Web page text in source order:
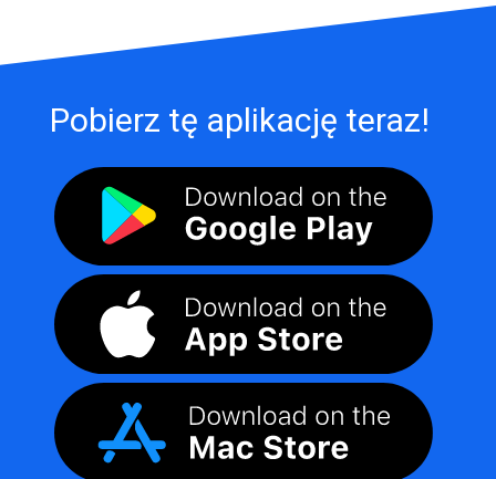
Pobierz tę aplikację teraz!